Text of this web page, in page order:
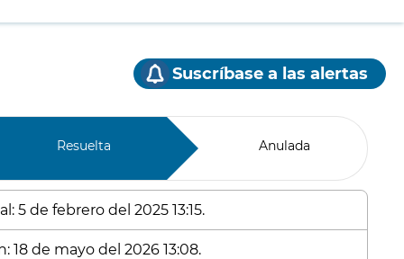
Suscríbase a las alertas
Resuelta Anulada
5 de febrero del 2025 13:15.
18 de mayo del 2026 13:08.